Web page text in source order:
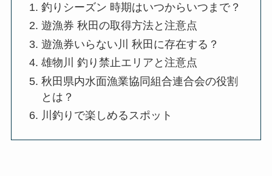
釣りシーズン 時期はいつからいつまで？
遊漁券 秋田の取得方法と注意点
遊漁券いらない川 秋田に存在する？
雄物川 釣り禁止エリアと注意点
秋田県内水面漁業協同組合連合会の役割
とは？
川釣りで楽しめるスポット